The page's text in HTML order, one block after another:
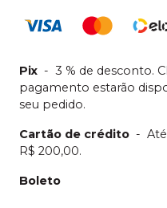
Pix - 3 % de desconto.
pagamento estarão
seu pedido.
Cartão de crédito -
R$ 200,00.
Boleto